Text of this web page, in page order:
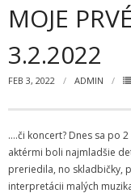
- Súčasnosť
- Naše úspechy od
Zamestnanci
- Vedenie školy
MOJE
3.2.2022
FEB 3, 2022 ADMIN
….či koncert? Dnes sa po
aktérmi boli najmladšie
preriedila, no skladbičky,
interpretácii malých